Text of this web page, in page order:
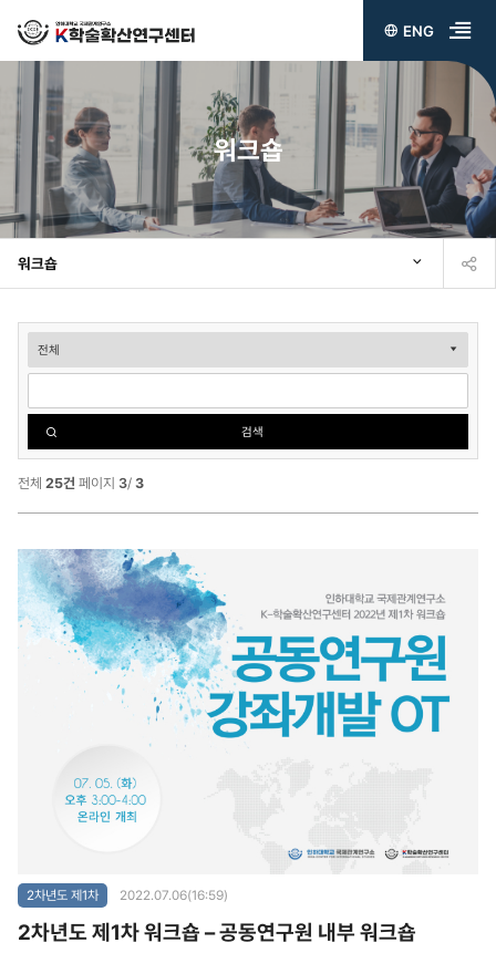
ENG
전
체
메
뉴
열
기
워크숍
워크숍
크
숍
색
검색
전체 25건 페이지 3/ 3
2차년도 제1차 2022.07.06(16:59)
2차년도 제1차 워크숍 – 공동연구원 내부 워크숍